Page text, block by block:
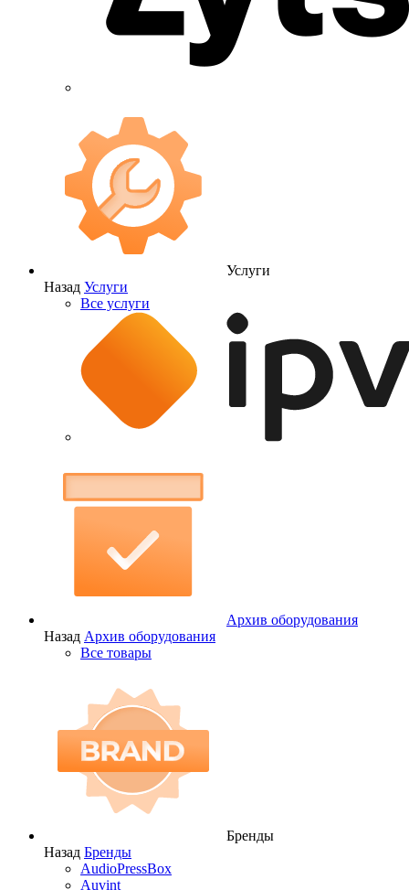
Услуги
Назад Услуги
Все услуги
Архив оборудования
Назад Архив оборудования
Все товары
Бренды
Назад Бренды
AudioPressBox
Auvint